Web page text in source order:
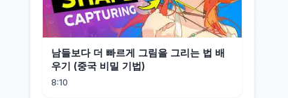
남들보다 더 빠르게 그림을 그리는 법 배
우기 (중국 비밀 기법)
8:10